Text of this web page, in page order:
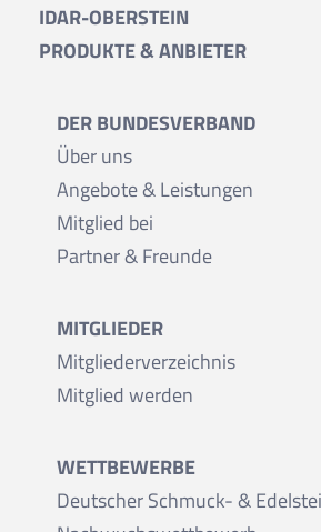
IDAR-OBERSTEIN
PRODUKTE & ANBIETER
DER BUNDESVERBAND
Über uns
Angebote & Leistungen
Mitglied bei
Partner & Freunde
MITGLIEDER
Mitgliederverzeichnis
Mitglied werden
WETTBEWERBE
Deutscher Schmuck- &